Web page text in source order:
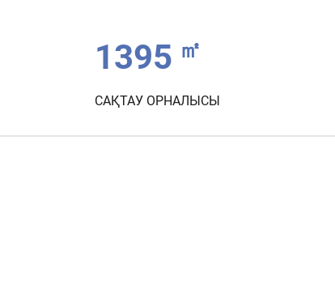
1500 ㎡
САҚТАУ ОРНАЛЫСЫ